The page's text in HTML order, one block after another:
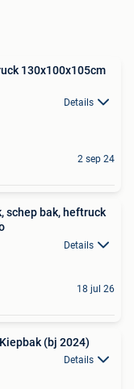
130x100x105cm
Details
2 sep 24
schep bak, heftruck
Details
18 jul 26
(bj 2024)
Details